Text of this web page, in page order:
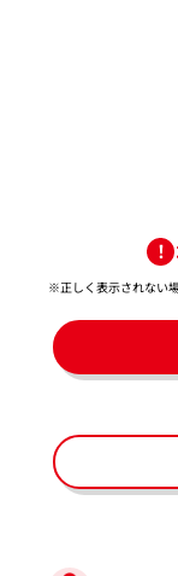
※正しく表示されない